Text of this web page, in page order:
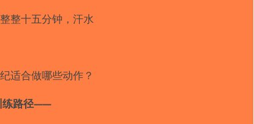
整十五分钟，汗水
适合做哪些动作？
练路径——